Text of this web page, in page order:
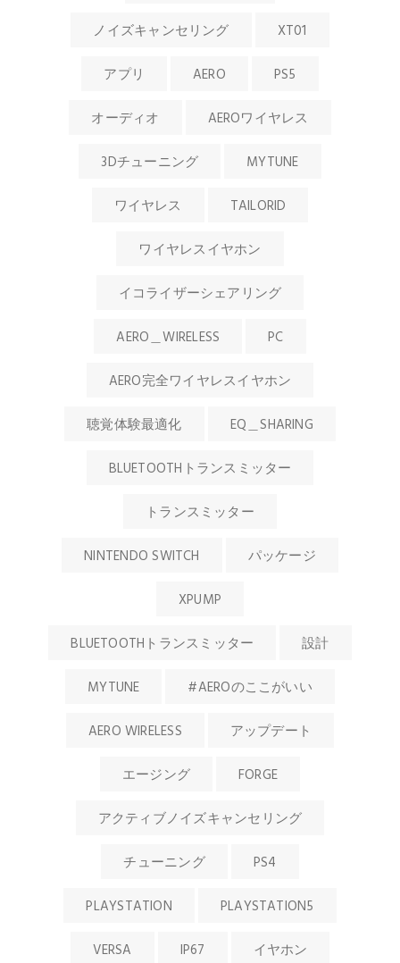
ノイズキャンセリング XT01
アプリ AERO PS5
オーディオ AEROワイヤレス
3Dチューニング MYTUNE
ワイヤレス TAILORID
ワイヤレスイヤホン
イコライザーシェアリング
AERO＿WIRELESS PC
AERO完全ワイヤレスイヤホン
聴覚体験最適化 EQ＿SHARING
BLUETOOTHトランスミッター
トランスミッター
NINTENDO SWITCH パッケージ
XPUMP
BLUETOOTHトランスミッター 設計
MYTUNE #AEROのここがいい
AERO WIRELESS アップデート
エージング FORGE
アクティブノイズキャンセリング
チューニング PS4
PLAYSTATION PLAYSTATION5
VERSA IP67 イヤホン